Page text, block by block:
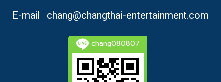
E-mail
chang@changthai-entertainment.com
chang080807